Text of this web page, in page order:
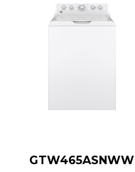
GTW465ASNWW